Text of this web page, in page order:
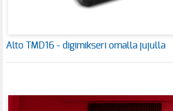
Alto TMD16 - digimikseri omalla jujulla